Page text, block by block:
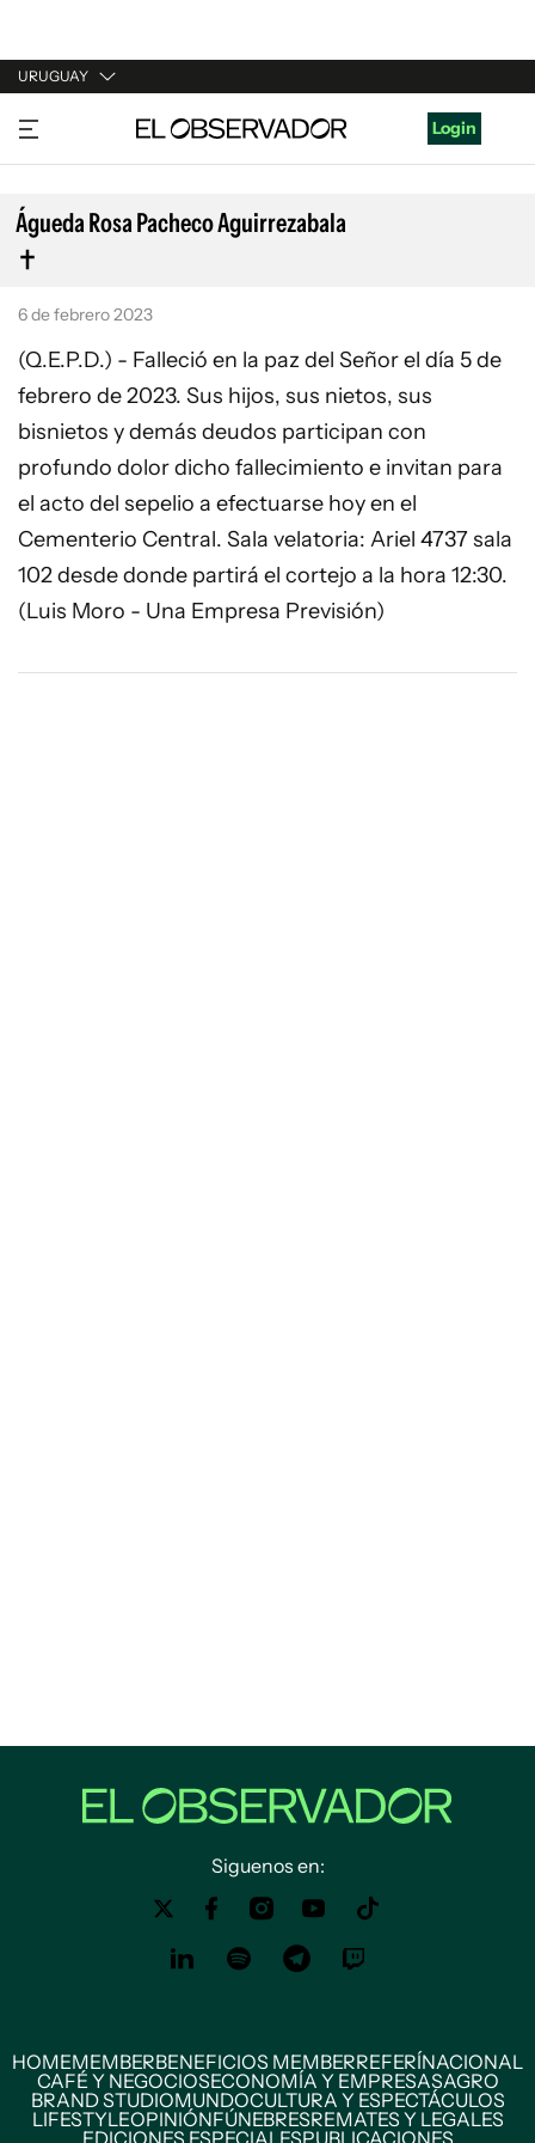
URUGUAY
URUGUAY
ARGENTINA
ESPAÑA
ESTADOS UNIDOS
Login
Águeda Rosa Pacheco Aguirrezabala
6 de febrero 2023
(Q.E.P.D.) - Falleció en la paz del Señor el día 5 de
febrero de 2023. Sus hijos, sus nietos, sus
bisnietos y demás deudos participan con
profundo dolor dicho fallecimiento e invitan para
el acto del sepelio a efectuarse hoy en el
Cementerio Central. Sala velatoria: Ariel 4737 sala
102 desde donde partirá el cortejo a la hora 12:30.
(Luis Moro - Una Empresa Previsión)
Siguenos en:
HOMEMEMBERBENEFICIOS MEMBERREFERÍNACIONAL
CAFÉ Y NEGOCIOSECONOMÍA Y EMPRESASAGRO
BRAND STUDIOMUNDOCULTURA Y ESPECTÁCULOS
LIFESTYLEOPINIÓNFÚNEBRESREMATES Y LEGALES
EDICIONES ESPECIALESPUBLICACIONES